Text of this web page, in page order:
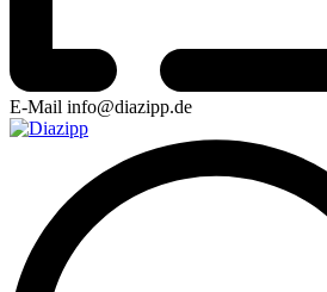
E-Mail info@diazipp.de